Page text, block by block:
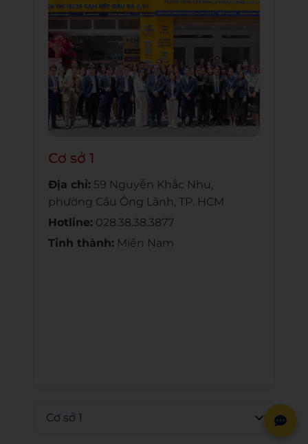
Cơ sở 1
Địa chỉ: 59 Nguyễn Khắc Nhu,
phường Cầu Ông Lãnh, TP. HCM
Hotline: 028.38.38.3877
Tỉnh thành: Miền Nam